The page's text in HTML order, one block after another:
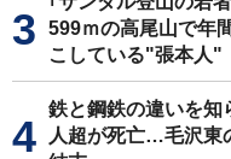
599ｍの高尾山で年
こしている"張本人"
鉄と鋼鉄の違いを知
人超が死亡…毛沢東